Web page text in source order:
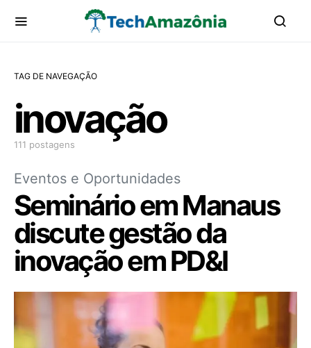
TAG DE NAVEGAÇÃO
inovação
111 postagens
Eventos e Oportunidades
Seminário em Manaus
discute gestão da
inovação em PD&I